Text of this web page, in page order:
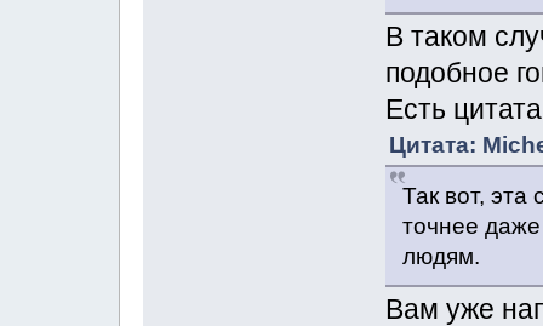
В таком
подобное
Есть
Цитата:
Так вот, эта
точнее
людям.
Вам уже